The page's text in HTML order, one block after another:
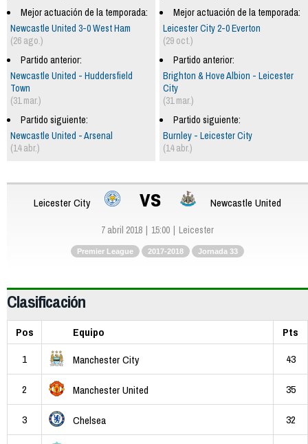
Mejor actuación de la temporada:
Leicester City 2-0 Everton
(29 oct.)
Partido anterior:
Brighton & Hove Albion - Leicester
City
(31 mar.)
Partido siguiente:
Burnley - Leicester City
(14 abr.)
Mejor actuación de la temporada:
Newcastle United 3-0 West Ham
(26 ago.)
Partido anterior:
Newcastle United - Huddersfield
Town
(31 mar.)
Partido siguiente:
Newcastle United - Arsenal
(14 abr.)
Leicester City vs Newcastle United
7 abril 2018 15:00 Leicester
Premier League 2017-2018 Jornada 33
Clasificación
Pos Equipo
Pts
1
Manchester City 43
2 Manchester United 35
3 Chelsea 32